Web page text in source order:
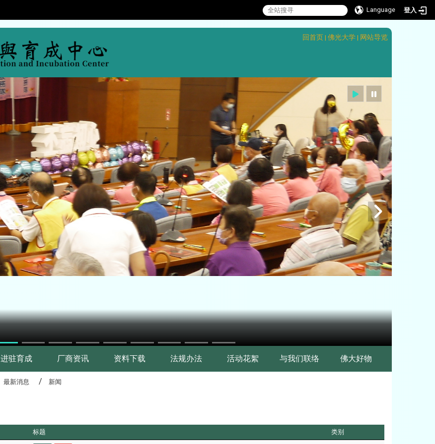
Language 登入
回首页| 佛光大学| 网站导览
进驻育成 厂商资讯 资料下载 法规办法 活动花絮 与我们联络 佛大好物
最新消息 新闻
标题 类别